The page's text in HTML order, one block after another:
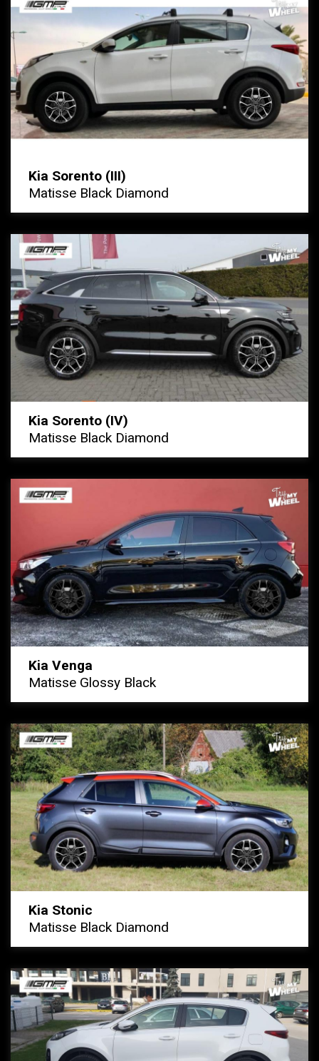
Kia Sorento (III)
Matisse Black Diamond
Kia Sorento (IV)
Matisse Black Diamond
Kia Venga
Matisse Glossy Black
Kia Stonic
Matisse Black Diamond